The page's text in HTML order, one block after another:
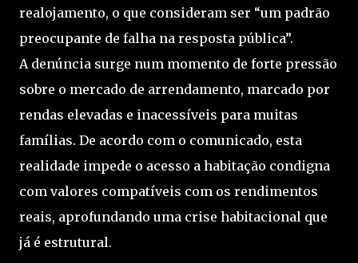
realojamento, o que consideram ser “um padrão
preocupante de falha na resposta pública”.
A denúncia surge num momento de forte pressão
sobre o mercado de arrendamento, marcado por
rendas elevadas e inacessíveis para muitas
famílias. De acordo com o comunicado, esta
realidade impede o acesso a habitação condigna
com valores compatíveis com os rendimentos
reais, aprofundando uma crise habitacional que
já é estrutural.